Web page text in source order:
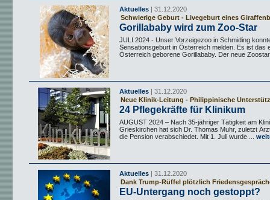
Aktuelles | 31.12.2020
Schwierige Geburt - Livegeburt eines
Gorillababy wird zum Zoo-Star
JULI 2024 - Unser Vorzeigezoo in Schmiding
Sensationsgeburt in Österreich melden. Es ist das
Österreich geborene Gorillababy. Der neue
Aktuelles | 31.12.2020
Neue Klinik-Leitung - Philippinische
24 Pflegekräfte für Klinikum
AUGUST 2024 – Nach 35-jähriger Tätigkeit am
Grieskirchen hat sich Dr. Thomas Muhr, zuletzt
die Pension verabschiedet. Mit 1. Juli wurde ...
Aktuelles | 31.12.2020
Dank Trump-Rüffel plötzlich
EU-Untergang noch gestoppt?